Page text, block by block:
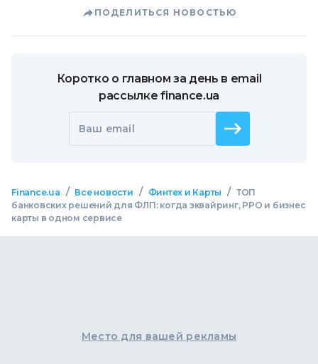
ПОДЕЛИТЬСЯ НОВОСТЬЮ
Коротко о главном за день в email
рассылке finance.ua
Ваш email
Finance.ua / Все новости / Финтех и Карты / ТОП
банковских решений для ФЛП: когда эквайринг, РРО и бизнес
карты в одном сервисе
Место для вашей рекламы